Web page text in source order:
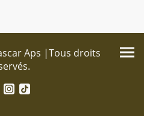
Aps |Tous droits